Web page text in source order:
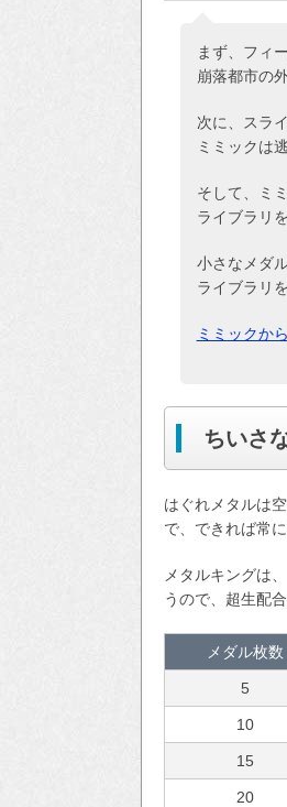
まず、フィ
崩落都市の
次に、スラ
ミミックは
そして、ミ
ライブラリ
小さなメダ
ライブラリ
ミミックか
ちいさ
はぐれメタルは
で、できれば常
メタルキングは
うので、超生配
メダル枚数
5
10
15
20